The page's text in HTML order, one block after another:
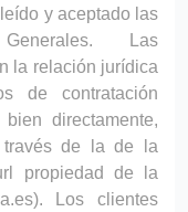
y aceptado las
Las
la relación jurídica
de contratación
directamente,
través de la de la
propiedad de la
Los clientes